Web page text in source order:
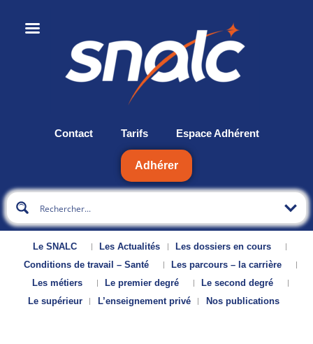
Contact Tarifs Espace Adhérent
Adhérer
Le SNALC Les Actualités
Les dossiers en cours
Conditions de travail – Santé
Les parcours – la carrière
Les métiers
Le premier degré
Le second degré
Le supérieur
L’enseignement privé Nos publications